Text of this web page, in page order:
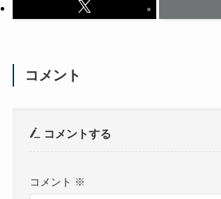
コメント
コメントする
コメント ※